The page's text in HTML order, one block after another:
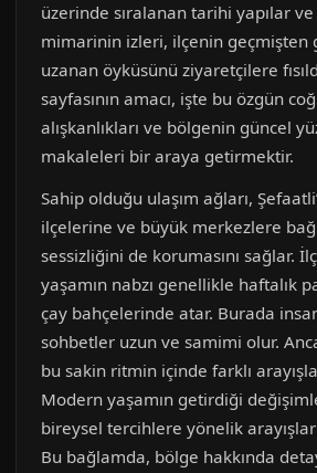
üzerinde sıralanan tarihi yapılar
mimarinin izleri, ilçenin geçmişten
uzanan öyküsünü ziyaretçilere
sayfasının amacı, işte bu özgün
alışkanlıkları ve bölgenin güncel
makaleleri bir araya getirmektir.
Sahip olduğu ulaşım ağları,
ilçelerine ve büyük merkezlere
sessizliğini de korumasını sağlar.
yaşamın nabzı genellikle haftalık
çay bahçelerinde atar. Burada
sohbetler uzun ve samimi olur.
bu sakin ritmin içinde farklı
Modern yaşamın getirdiği
bireysel tercihlere yönelik
Bu bağlamda, bölge hakkında